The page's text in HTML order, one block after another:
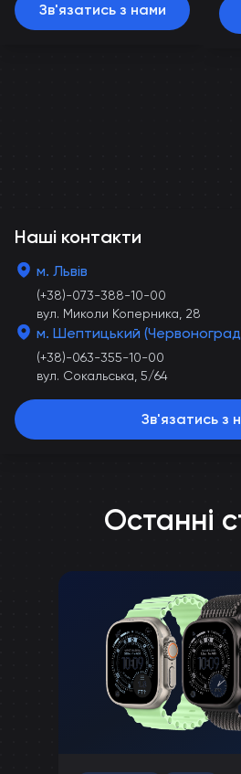
Зв'язатись з нами
Наші контакти
м. Львів
(+38)-073-388-10-00
вул. Миколи Коперника, 28
м. Шептицький
(+38)-063-355-10-00
вул. Сокальська, 5/64
Зв'язатись з
Останні